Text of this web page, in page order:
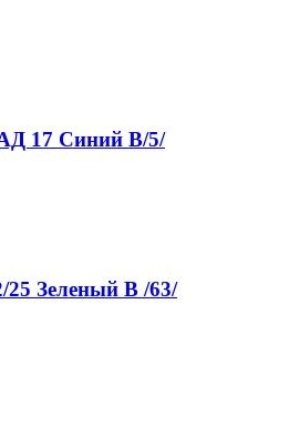
17 Синий В/5/
Зеленый В /63/